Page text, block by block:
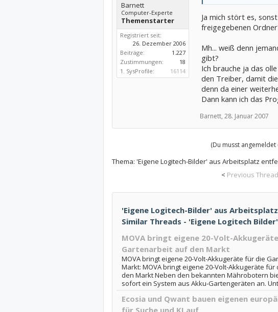
Barnett
Computer-Experte
Themenstarter
Registriert seit:
26. Dezember 2006
Beiträge:
1.227
Zustimmungen:
18
1. SysProfile:
16114
Ja mich stört es,
freigegebenen
Mh... weiß denn
gibt?
Ich brauche ja das
den Treiber, damit
denn da einer
Dann kann ich das
Barnett, 28. Januar 2007
(Du musst
Thema: 'Eigene Logitech-Bilder' aus Arbeitsplatz
< Previous Thread
'Eigene Logitech-Bilder' aus
Similar Threads - 'Eigene Logitech Bilder'
MOVA bringt eigene 20-Volt-
Gartenarbeit auf den Markt
MOVA bringt eigene 20-Volt-Akkugeräte für die
Markt: MOVA bringt eigene 20-Volt-Akkugeräte
den Markt Neben den bekannten Mährobotern
sofort ein System aus Akku-Gartengeräten an.
Ecosia und Qwant bauen eigenen